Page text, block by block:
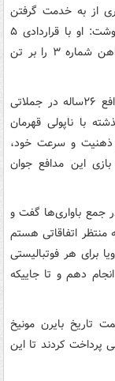
از به خدمت گرفتن
، مدافع اهل کره‌جنوبی خبر داد و نوشت: او با قراردادی ۵
ساله تا ۳۰ ژوئن ۲۰۲۸ به این تیم پیوست و پیراهن شماره ۳ را بر تن
مدیرعامل باشگاه بایرن‌مونیخ بعد از جذب این مدافع ۲۶ساله در جملاتی
با ناپولی قهرمان
ذهنیت و سرعت خود،‌
این مدافع جوان
جمع باواری‌ها گفت و
اتفاقاتی هستم
برای هر فوتبالیستی
دهم و تا جاییکه
تاریخ بایرن مونیخ
او، ۵۰ میلیونبه ناپولی پرداخت کردند تا این